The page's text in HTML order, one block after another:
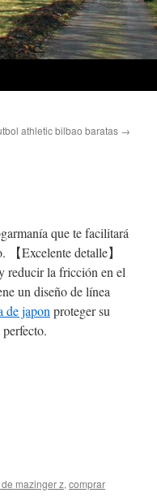
athletic bilbao baratas →
que te facilitará
【Excelente detalle】
reducir la fricción en el
un diseño de línea
de japon proteger su
perfecto.
mazinger z, comprar